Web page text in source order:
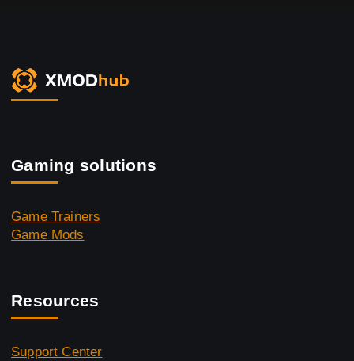
Gaming solutions
Game Trainers
Game Mods
Resources
Support Center